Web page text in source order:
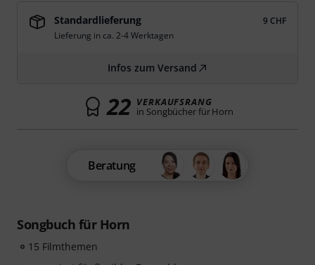
Songbuch für Horn
15 Filmthemen
Standardlieferung
9 CHF
Lieferung in ca. 2-4 Werktagen
Infos zum Versand
22 VERKAUFSRANG
in Songbücher für Horn
Beratung